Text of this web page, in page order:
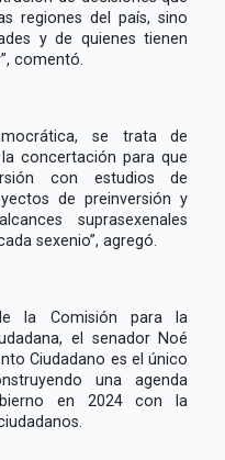
regiones del país, sino
y de quienes tienen
comentó.
se trata de
concertación para que
con estudios de
de preinversión y
suprasexenales
sexenio”, agregó.
la Comisión para la
el senador Noé
Ciudadano es el único
una agenda
en 2024 con la